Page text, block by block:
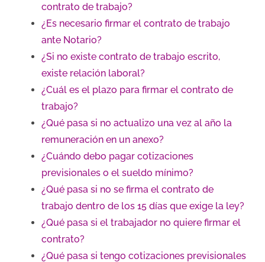
contrato de trabajo?
¿Es necesario firmar el contrato de trabajo
ante Notario?
¿Si no existe contrato de trabajo escrito,
existe relación laboral?
¿Cuál es el plazo para firmar el contrato de
trabajo?
¿Qué pasa si no actualizo una vez al año la
remuneración en un anexo?
¿Cuándo debo pagar cotizaciones
previsionales o el sueldo mínimo?
¿Qué pasa si no se firma el contrato de
trabajo dentro de los 15 días que exige la ley?
¿Qué pasa si el trabajador no quiere firmar el
contrato?
¿Qué pasa si tengo cotizaciones previsionales